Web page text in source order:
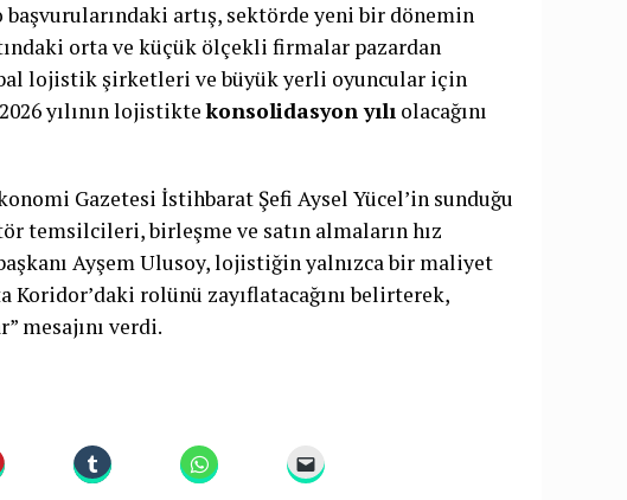
artış, sektörde yeni bir dönemin
orta ve küçük ölçekli firmalar pazardan
lojistik şirketleri ve büyük yerli oyuncular için
yılının lojistiktekonsolidasyon yılı olacağını
Gazetesi İstihbarat Şefi Aysel Yücel’in sunduğu
temsilcileri, birleşme ve satın almaların hız
Ayşem Ulusoy, lojistiğin yalnızca bir maliyet
rolünü zayıflatacağını belirterek,
mesajını verdi.